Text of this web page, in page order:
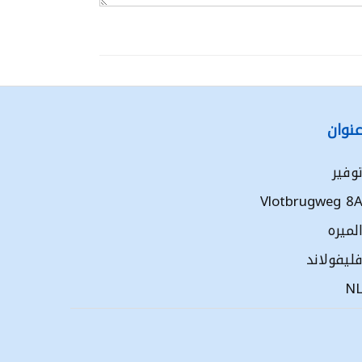
عنوان
توفير
Vlotbrugweg 8A
الميره
فليفولاند
NL